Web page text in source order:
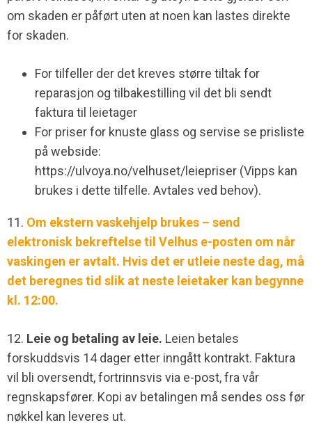
om skaden er påført uten at noen kan lastes direkte
for skaden.
For tilfeller der det kreves større tiltak for
reparasjon og tilbakestilling vil det bli sendt
faktura til leietager
For priser for knuste glass og servise se prisliste
på webside:
https://ulvoya.no/velhuset/leiepriser (Vipps kan
brukes i dette tilfelle. Avtales ved behov).
11. Om ekstern vaskehjelp brukes – send
elektronisk bekreftelse til Velhus e-posten om når
vaskingen er avtalt. Hvis det er utleie neste dag, må
det beregnes tid slik at neste leietaker kan begynne
kl. 12:00.
12. Leie og betaling av leie. Leien betales
forskuddsvis 14 dager etter inngått kontrakt. Faktura
vil bli oversendt, fortrinnsvis via e-post, fra vår
regnskapsfører. Kopi av betalingen må sendes oss før
nøkkel kan leveres ut.